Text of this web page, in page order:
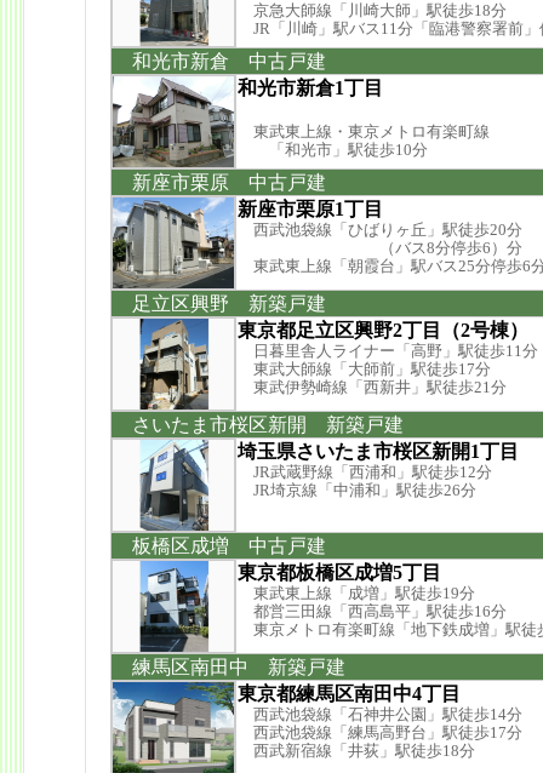
京急大師線「川崎大師」駅徒歩18分
JR「川崎」駅バス11分「臨港警察署前」
和光市新倉 中古戸建
和光市新倉1丁目
東武東上線・東京メトロ有楽町線
「和光市」駅徒歩10分
新座市栗原 中古戸建
新座市栗原1丁目
西武池袋線「ひばりヶ丘」駅徒歩20分
（バス8分停歩6）分
東武東上線「朝霞台」駅バス25分停歩6
足立区興野 新築戸建
東京都足立区興野2丁目（2号棟）
日暮里舎人ライナー「高野」駅徒歩11分
東武大師線「大師前」駅徒歩17分
東武伊勢崎線「西新井」駅徒歩21分
さいたま市桜区新開 新築戸建
埼玉県さいたま市桜区新開1丁目
JR武蔵野線「西浦和」駅徒歩12分
JR埼京線「中浦和」駅徒歩26分
板橋区成増 中古戸建
東京都板橋区成増5丁目
東武東上線「成増」駅徒歩19分
都営三田線「西高島平」駅徒歩16分
東京メトロ有楽町線「地下鉄成増」駅徒
練馬区南田中 新築戸建
東京都練馬区南田中4丁目
西武池袋線「石神井公園」駅徒歩14分
西武池袋線「練馬高野台」駅徒歩17分
西武新宿線「井荻」駅徒歩18分